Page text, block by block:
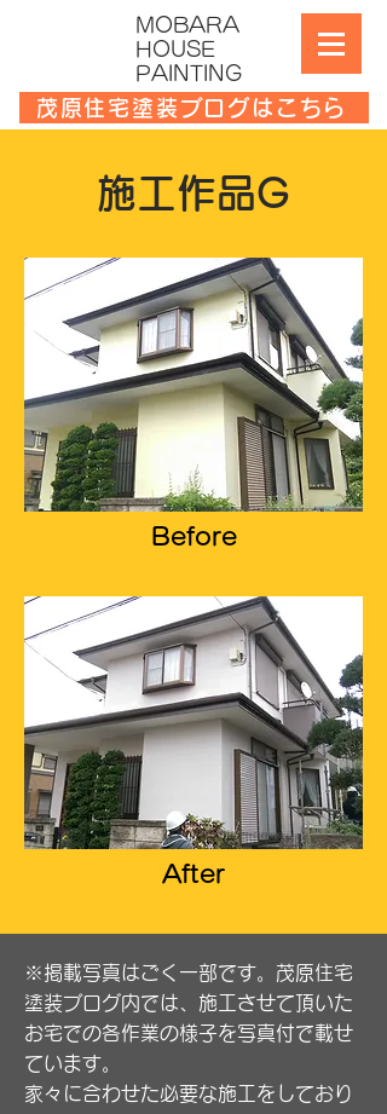
MOBARA
HOUSE
PAINTING
茂原住宅塗装ブログはこちら
施工作品G
Before
After
※掲載写真はごく一部です。茂原住宅
塗装ブログ内では、施工させて頂いた
お宅での各作業の様子を写真付で載せ
ています。
家々に合わせた必要な施工をしており